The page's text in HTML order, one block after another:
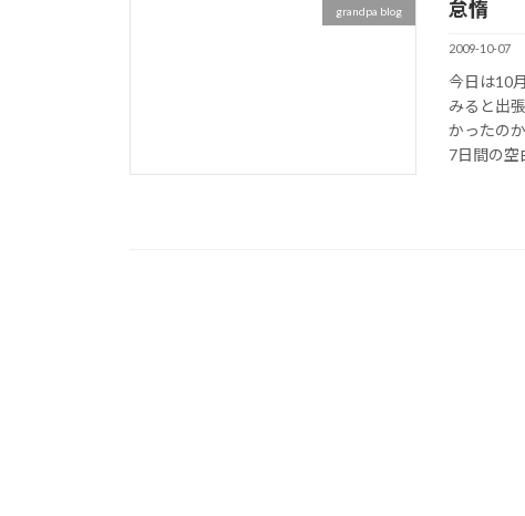
grandpa blog 怠惰
2009-10-07
今日は10
みると出
かったの
7日間の空